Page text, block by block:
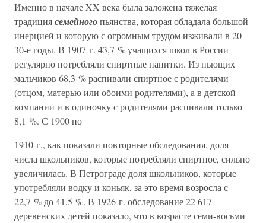
Именно в начале XX века была заложена тяжелая
традициясемейногопьянства, которая обладала большой
инерцией и которую с огромным трудом изживали в 20—
30-е годы. В 1907 г. 43,7 % учащихся школ в России
регулярно потребляли спиртные напитки. Из пьющих
мальчиков 68,3 % распивали спиртное с родителями
(отцом, матерью или обоими родителями), а в детской
компании и в одиночку с родителями распивали только
8,1 %. С 1900 по
1910 г., как показали повторные обследования, доля
числа школьников, которые потребляли спиртное, сильно
увеличилась. В Петрограде доля школьников, которые
употребляли водку и коньяк, за это время возросла с
22,7 % до 41,5 %. В 1926 г. обследование 22 617
деревенских детей показало, что в возрасте семи-восьми